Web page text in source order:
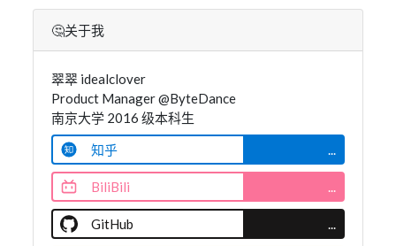
🤔关于我
翠翠 idealclover
Product Manager @ByteDance
南京大学 2016 级本科生
知乎
...
BiliBili ...
GitHub ...